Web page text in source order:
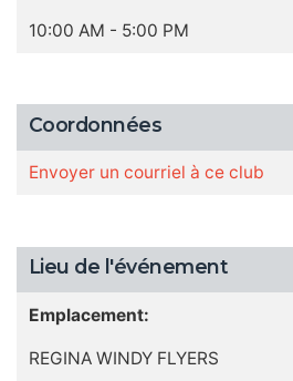
10:00 AM - 5:00 PM
Coordonnées
Envoyer un courriel à ce club
Lieu de l'événement
Emplacement:
REGINA WINDY FLYERS